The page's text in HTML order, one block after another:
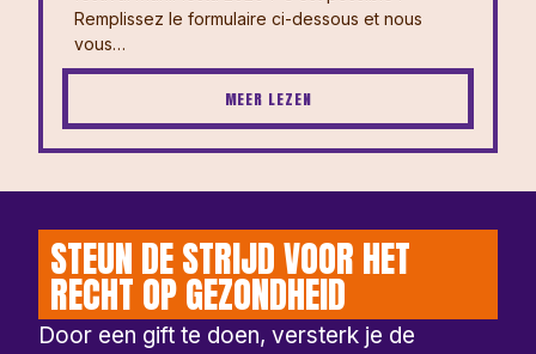
Remplissez le formulaire ci-dessous et nous
vous…
MEER LEZEN
STEUN DE STRIJD VOOR HET
RECHT OP GEZONDHEID
Door een gift te doen, versterk je de